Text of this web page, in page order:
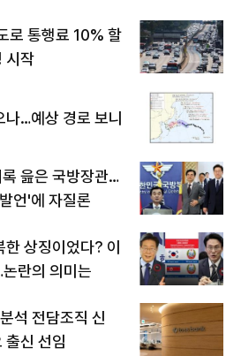
로 통행료 10% 할
시작
나…예상 경로 보니
읊은 국방장관…
언'에 자질론
상징이었다? 이
란의 의미는
석 전담조직 신
신 선임